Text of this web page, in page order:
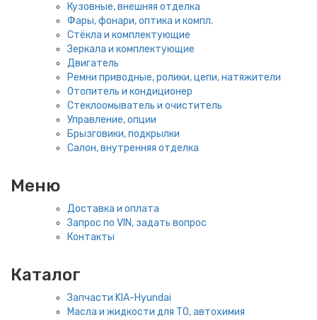
Кузовные, внешняя отделка
Фары, фонари, оптика и компл.
Стёкла и комплектующие
Зеркала и комплектующие
Двигатель
Ремни приводные, ролики, цепи, натяжители
Отопитель и кондиционер
Стеклоомыватель и очиститель
Управление, опции
Брызговики, подкрылки
Салон, внутренняя отделка
Меню
Доставка и оплата
Запрос по VIN, задать вопрос
Контакты
Каталог
Запчасти KIA-Hyundai
Масла и жидкости для ТО, автохимия